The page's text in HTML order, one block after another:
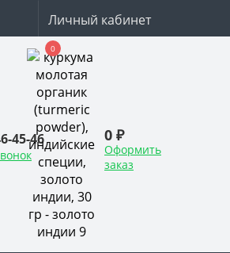
Личный кабинет
45-46
0
0 ₽
Оформить
заказ